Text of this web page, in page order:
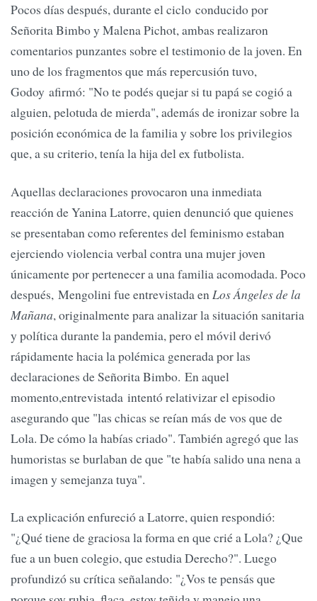
Pocos días después, durante el ciclo conducido por
Señorita Bimbo y Malena Pichot, ambas realizaron
comentarios punzantes sobre el testimonio de la joven. En
uno de los fragmentos que más repercusión tuvo,
Godoy afirmó: "No te podés quejar si tu papá se cogió a
alguien, pelotuda de mierda", además de ironizar sobre la
posición económica de la familia y sobre los privilegios
que, a su criterio, tenía la hija del ex futbolista.
Aquellas declaraciones provocaron una inmediata
reacción de Yanina Latorre, quien denunció que quienes
se presentaban como referentes del feminismo estaban
ejerciendo violencia verbal contra una mujer joven
únicamente por pertenecer a una familia acomodada. Poco
después, Mengolini fue entrevistada en Los Ángeles de la
Mañana, originalmente para analizar la situación sanitaria
y política durante la pandemia, pero el móvil derivó
rápidamente hacia la polémica generada por las
declaraciones de Señorita Bimbo. En aquel
momento,entrevistada intentó relativizar el episodio
asegurando que "las chicas se reían más de vos que de
Lola. De cómo la habías criado". También agregó que las
humoristas se burlaban de que "te había salido una nena a
imagen y semejanza tuya".
La explicación enfureció a Latorre, quien respondió:
"¿Qué tiene de graciosa la forma en que crié a Lola? ¿Que
fue a un buen colegio, que estudia Derecho?". Luego
profundizó su crítica señalando: "¿Vos te pensás que